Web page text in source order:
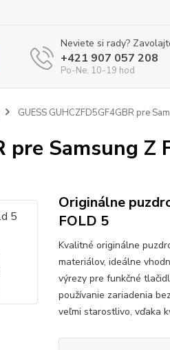
Neviete si rady?
+421 907 057 208
Po-Ne, 10-19 hod
GUESS GUHCZFD5GF4GBR pre
pre Samsung Z
Originálne
FOLD 5
Kvalitné originálne
materiálov, ideálne
výrezy pre funkčné
používanie zariadenia
veľmi starostlivo, vďaka